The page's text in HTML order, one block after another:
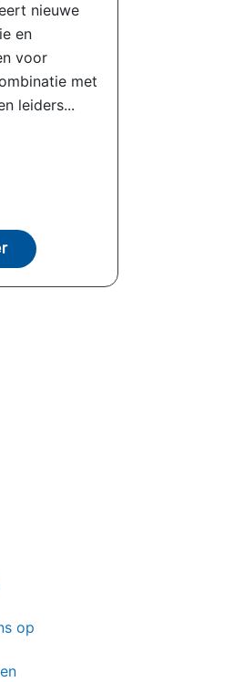
nieuwe
en
voor
met
leiders...
op